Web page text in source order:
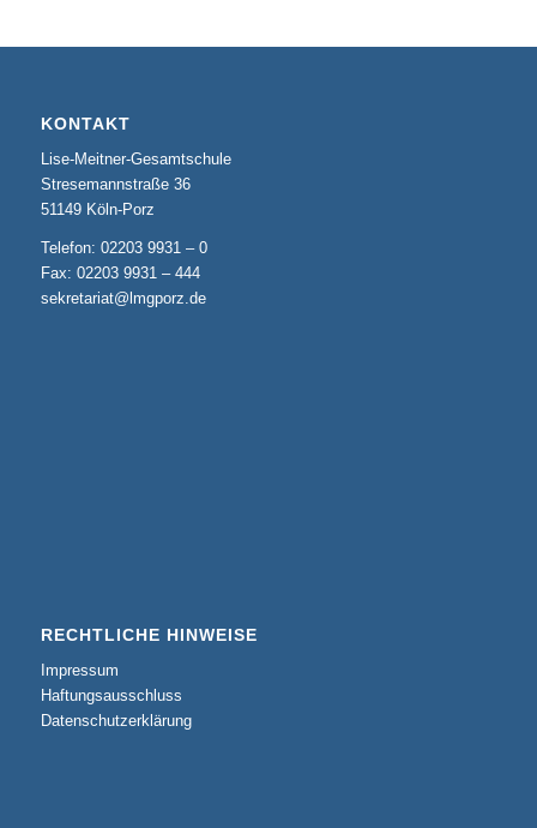
KONTAKT
Lise-Meitner-Gesamtschule
Stresemannstraße 36
51149 Köln-Porz
Telefon: 02203 9931 – 0
Fax: 02203 9931 – 444
sekretariat@lmgporz.de
RECHTLICHE HINWEISE
Impressum
Haftungsausschluss
Datenschutzerklärung